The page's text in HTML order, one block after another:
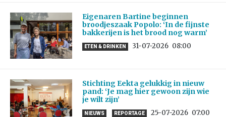
Eigenaren Bartine beginnen
broodjeszaak Popolo: ‘In de fijnste
bakkerijen is het brood nog warm’
ETEN & DRINKEN 31-07-2026 08:00
Stichting Eekta gelukkig in nieuw
pand: ‘Je mag hier gewoon zijn wie
je wilt zijn’
NIEUWS REPORTAGE 25-07-2026 07:00